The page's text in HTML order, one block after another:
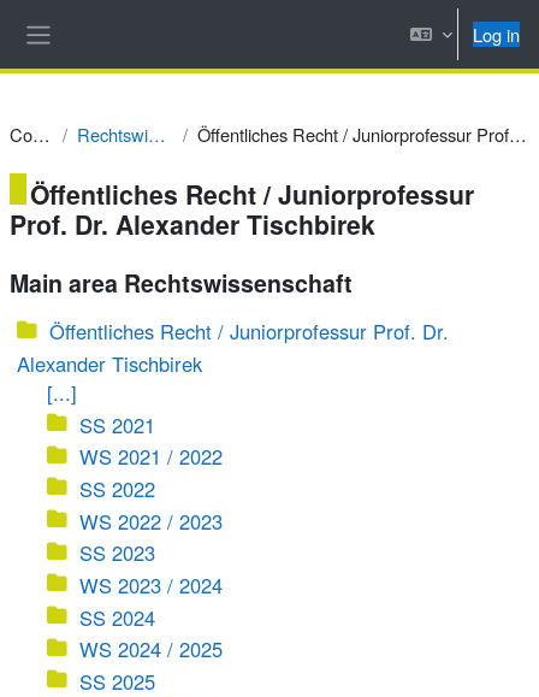
Log in
Courses Rechtswissenschaft Öffentliches Recht / Juniorprofessur Prof. Dr. Alexander Tischbirek
Öffentliches Recht / Juniorprofessur
Prof. Dr. Alexander Tischbirek
Main area Rechtswissenschaft
Öffentliches Recht / Juniorprofessur Prof. Dr.
Alexander Tischbirek
[...]
SS 2021
WS 2021 / 2022
SS 2022
WS 2022 / 2023
SS 2023
WS 2023 / 2024
SS 2024
WS 2024 / 2025
SS 2025